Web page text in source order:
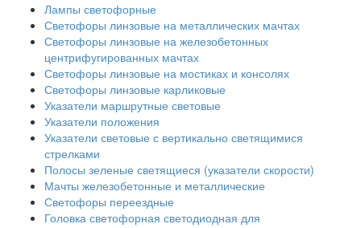
Лампы светофорные
Светофоры линзовые на металлических мачтах
Светофоры линзовые на железобетонных
центрифугированных мачтах
Светофоры линзовые на мостиках и консолях
Светофоры линзовые карликовые
Указатели маршрутные световые
Указатели положения
Указатели световые с вертикально светящимися
стрелками
Полосы зеленые светящиеся (указатели скорости)
Мачты железобетонные и металлические
Светофоры переездные
Головка светофорная светодиодная для